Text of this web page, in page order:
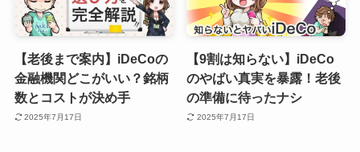
【老後まで案内】iDeCoの
金融機関どこがいい？銘柄
数とコストが決め手
2025年7月17日
【9割は知らない】iDeCo
のやばい真実を暴露！老後
の準備に待ったナシ
2025年7月17日